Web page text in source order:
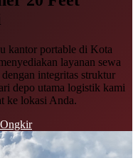
kantor portable di Kota
layanan sewa
integritas struktur
depo utama logistik kami
ke lokasi Anda.